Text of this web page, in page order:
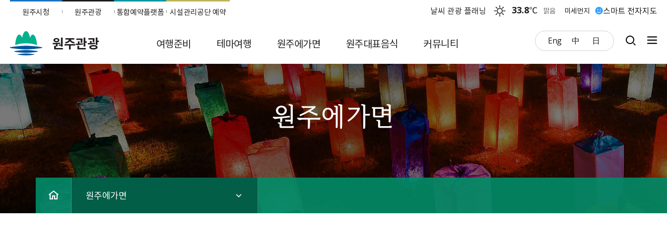
원주시청 원주관광 통합예약플랫폼 시설관리공단 예약 스마트 전자지도
날씨 관광 플래닝 33.8℃ 맑음 미세먼지
원주관광 Eng 中 日
여행준비 테마여행 원주에가면 원주대표음식 커뮤니티
원주에가면
원주에가면